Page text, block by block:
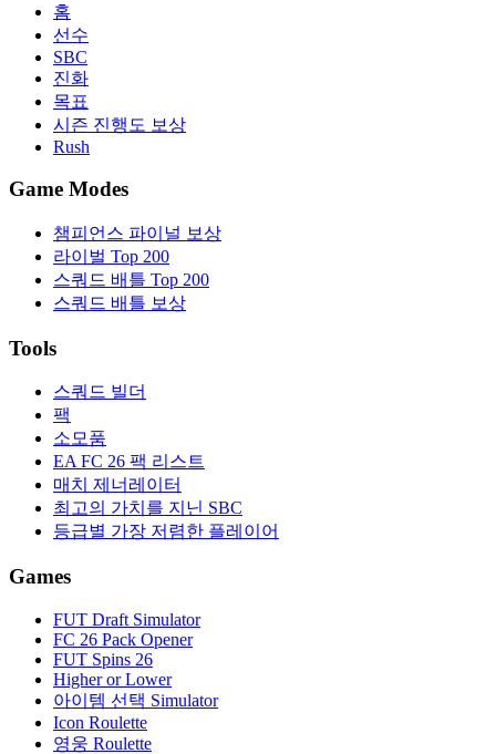
홈
선수
SBC
진화
목표
시즌 진행도 보상
Rush
Game Modes
챔피언스 파이널 보상
라이벌 Top 200
스쿼드 배틀 Top 200
스쿼드 배틀 보상
Tools
스쿼드 빌더
팩
소모품
EA FC 26 팩 리스트
매치 제너레이터
최고의 가치를 지닌 SBC
등급별 가장 저렴한 플레이어
Games
FUT Draft Simulator
FC 26 Pack Opener
FUT Spins 26
Higher or Lower
아이템 선택 Simulator
Icon Roulette
영웅 Roulette